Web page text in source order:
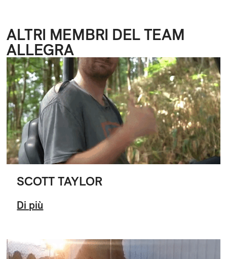
ALTRI MEMBRI DEL TEAM
ALLEGRA
SCOTT TAYLOR
Di più